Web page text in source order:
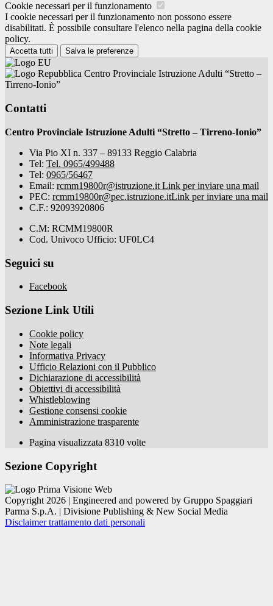
Cookie necessari per il funzionamento
I cookie necessari per il funzionamento non possono essere
disabilitati. È possibile consultare l'elenco nella pagina della cookie
policy.
Accetta tutti Salva le preferenze
Centro Provinciale Istruzione Adulti “Stretto –
Tirreno-Ionio”
Contatti
Centro Provinciale Istruzione Adulti “Stretto – Tirreno-Ionio”
Via Pio XI n. 337 – 89133 Reggio Calabria
Tel: Tel. 0965/499488
Tel: 0965/56467
Email: rcmm19800r@istruzione.it Link per inviare una mail
PEC: rcmm19800r@pec.istruzione.itLink per inviare una mail
C.F.: 92093920806
C.M: RCMM19800R
Cod. Univoco Ufficio: UF0LC4
Seguici su
Facebook
Sezione Link Utili
Cookie policy
Note legali
Informativa Privacy
Ufficio Relazioni con il Pubblico
Dichiarazione di accessibilità
Obiettivi di accessibilità
Whistleblowing
Gestione consensi cookie
Amministrazione trasparente
Pagina visualizzata 8310 volte
Sezione Copyright
Copyright 2026 | Engineered and powered by Gruppo Spaggiari
Parma S.p.A. | Divisione Publishing & New Social Media
Disclaimer trattamento dati personali